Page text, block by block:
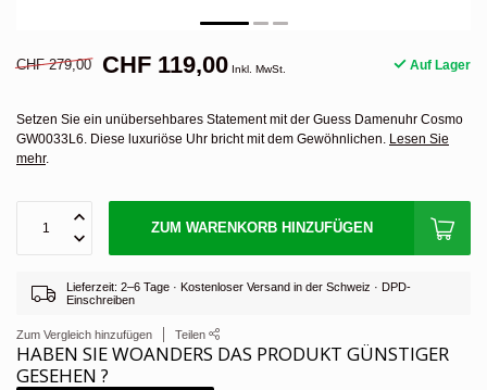
CHF 279,00 CHF 119,00 Inkl. MwSt. Auf Lager
Setzen Sie ein unübersehbares Statement mit der Guess Damenuhr Cosmo
GW0033L6. Diese luxuriöse Uhr bricht mit dem Gewöhnlichen. Lesen Sie
mehr.
ZUM WARENKORB HINZUFÜGEN
Lieferzeit: 2–6 Tage · Kostenloser Versand in der Schweiz · DPD-
Einschreiben
Zum Vergleich hinzufügen Teilen
HABEN SIE WOANDERS DAS PRODUKT GÜNSTIGER
GESEHEN ?